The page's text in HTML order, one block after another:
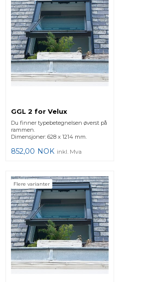
GGL 2 for Velux
Du finner typebetegnelsen øverst på
rammen.
Dimensjoner: 628 x 1214 mm.
852,00 NOK inkl. Mva
Flere varianter